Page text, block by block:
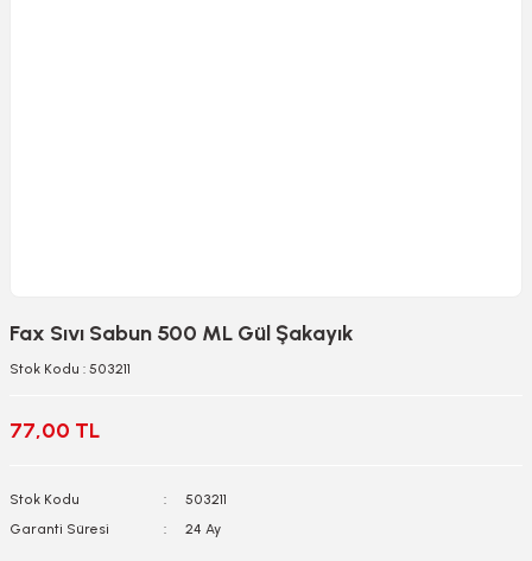
Fax Sıvı Sabun 500 ML Gül Şakayık
Stok Kodu : 503211
77,00 TL
Stok Kodu
503211
Garanti Süresi
24 Ay